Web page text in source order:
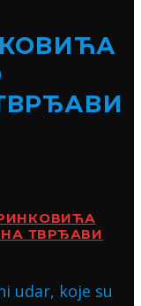
ТВРЂАВИ